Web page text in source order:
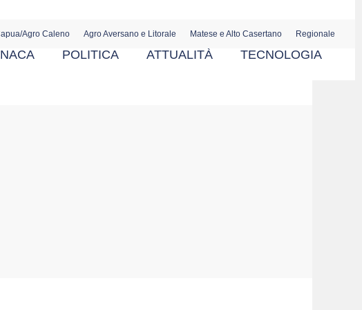
Agro Caleno Agro Aversano e Litorale Matese e Alto Casertano Regionale
POLITICA ATTUALITÀ TECNOLOGIA